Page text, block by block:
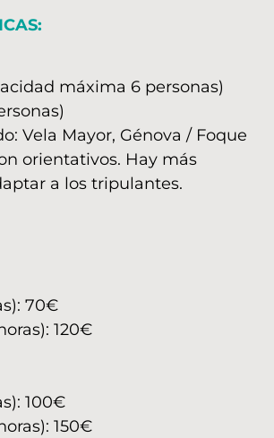
máxima 6 personas)
Vela Mayor, Génova / Foque
orientativos. Hay más
a los tripulantes.
70€
120€
100€
150€